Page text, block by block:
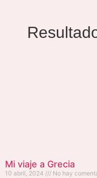
Mi viaje a Grecia
10 abril, 2024 No hay